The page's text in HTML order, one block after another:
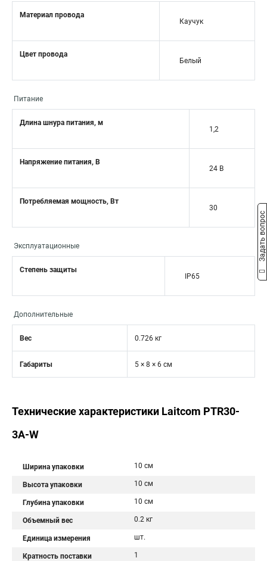
Материал провода
Каучук
Цвет провода
Белый
Питание
Длина шнура питания, м
1,2
Напряжение питания, В
24 В
Потребляемая мощность, Вт
30
Эксплуатационные
Степень защиты
IP65
Дополнительные
Вес 0.726 кг
Габариты 5 × 8 × 6 см
Технические характеристики Laitcom PTR30-
3A-W
Ширина упаковки 10 см
Высота упаковки 10 см
Глубина упаковки 10 см
Объемный вес 0.2 кг
Единица измерения шт.
Кратность поставки 1
Задать вопрос